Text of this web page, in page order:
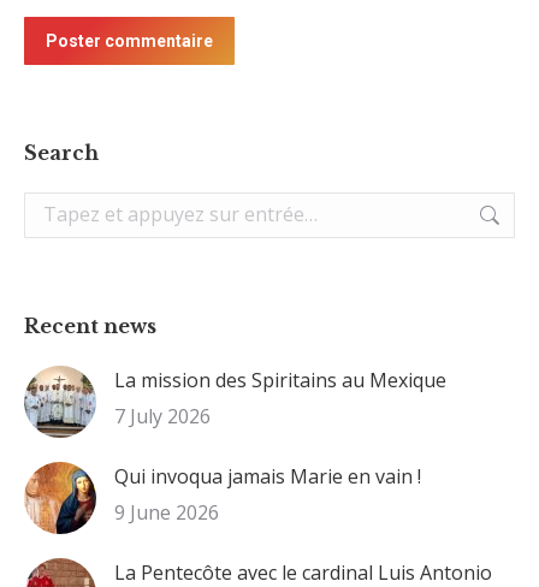
Poster commentaire
Search
Recherche
:
Recent news
La mission des Spiritains au Mexique
7 July 2026
Qui invoqua jamais Marie en vain !
9 June 2026
La Pentecôte avec le cardinal Luis Antonio